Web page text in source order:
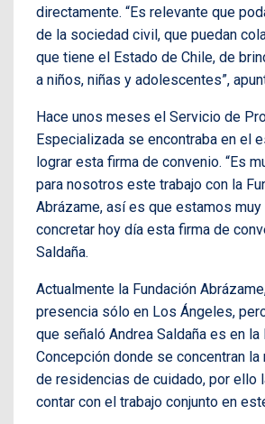
directamente. “Es relevante que
de la sociedad civil, que puedan
que tiene el Estado de Chile, de
a niños, niñas y adolescentes”,
Hace unos meses el Servicio de
Especializada se encontraba en el
lograr esta firma de convenio. “Es
para nosotros este trabajo con la
Abrázame, así es que estamos
concretar hoy día esta firma de
Saldaña.
Actualmente la Fundación
presencia sólo en Los Ángeles,
que señaló Andrea Saldaña es en
Concepción donde se concentran la
de residencias de cuidado, por ello
contar con el trabajo conjunto en